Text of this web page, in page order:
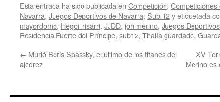
Esta entrada ha sido publicada en Competición, Competiciones
Navarra, Juegos Deportivos de Navarra, Sub 12y etiquetada
mayordomo, Hegoi irisarri, JJDD, jon merino, Juegos Deportivos
Residencia Fuerte del Príncipe, sub12, Thalía guardado.
← Murió Boris Spassky, el último de los titanes del
ajedrez
XV
Merino es